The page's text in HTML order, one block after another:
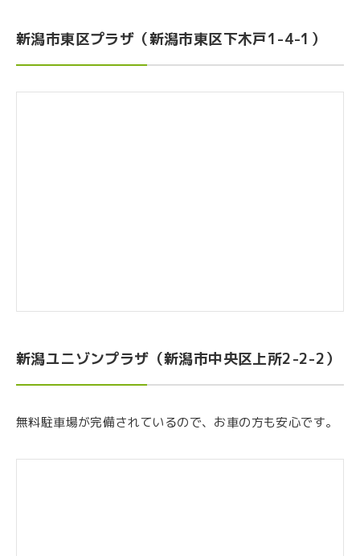
新潟市東区プラザ（新潟市東区下木戸1-4-1）
新潟ユニゾンプラザ（新潟市中央区上所2-2-2）
無料駐車場が完備されているので、お車の方も安心です。